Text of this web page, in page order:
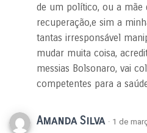
de um político, ou a mãe
recuperação,e sim a
tantas irresponsável
mudar muita coisa,
messias Bolsonaro, vai
competentes para a
Amanda Silva · 1 de